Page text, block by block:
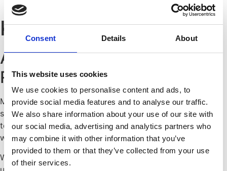
Consent Details About
This website uses cookies
We use cookies to personalise content and ads, to
provide social media features and to analyse our traffic.
We also share information about your use of our site with
our social media, advertising and analytics partners who
may combine it with other information that you’ve
provided to them or that they’ve collected from your use
of their services.
Kontakt
Kosten
Anwaltskosten mit und ohne
Rechtsschutzversicherung.
Mit unserem transparenten Kostenmodell sind Sie auf der
sicheren Seite. Nach einer kostenlosen Ersteinschätzung
teilen wir Ihnen vor jedem weiteren Schritt mit, ob und
wenn ja, in welcher Höhe Kosten auf Sie zukommen.
Wir rechnen direkt mit Ihrer Rechtschutzversicherung ab